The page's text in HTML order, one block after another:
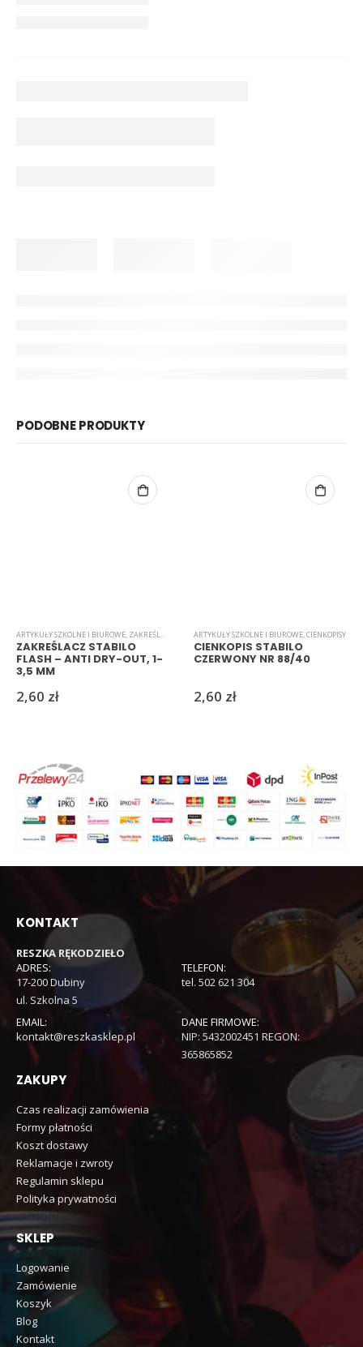
PODOBNE PRODUKTY
ARTYKUŁY SZKOLNE I BIUROWE, ZAKREŚLACZE
ZAKREŚLACZ STABILO
FLASH – ANTI DRY-OUT, 1-
3,5 MM
2,60 zł
ARTYKUŁY SZKOLNE I BIUROWE,CIENKOPISY
CIENKOPIS STABILO
CZERWONY NR 88/40
2,60 zł
KONTAKT
RESZKA RĘKODZIEŁO
ADRES:
17-200 Dubiny
ul. Szkolna 5
TELEFON:
tel. 502 621 304
EMAIL:
kontakt@reszkasklep.pl
DANE FIRMOWE:
NIP: 5432002451 REGON:
365865852
ZAKUPY
Czas realizacji zamówienia
Formy płatności
Koszt dostawy
Reklamacje i zwroty
Regulamin sklepu
Polityka prywatności
SKLEP
Logowanie
Zamówienie
Koszyk
Blog
Kontakt